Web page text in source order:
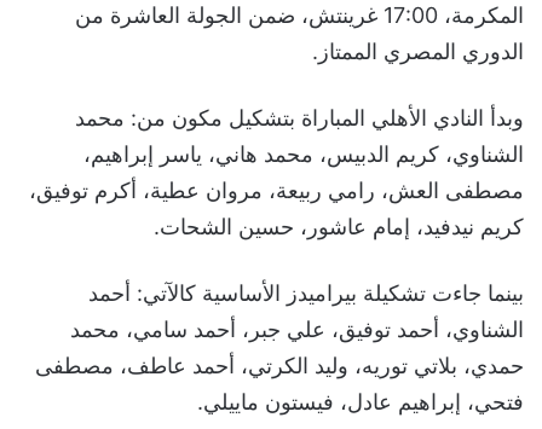
المكرمة، 17:00 غرينتش، ضمن الجولة العاشرة من
الدوري المصري الممتاز.
وبدأ النادي الأهلي المباراة بتشكيل مكون من: محمد
الشناوي، كريم الدبيس، محمد هاني، ياسر إبراهيم،
مصطفى العش، رامي ربيعة، مروان عطية، أكرم توفيق،
كريم نيدفيد، إمام عاشور، حسين الشحات.
بينما جاءت تشكيلة بيراميدز الأساسية كالآتي: أحمد
الشناوي، أحمد توفيق، علي جبر، أحمد سامي، محمد
حمدي، بلاتي توريه، وليد الكرتي، أحمد عاطف، مصطفى
فتحي، إبراهيم عادل، فيستون ماييلي.